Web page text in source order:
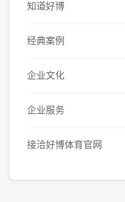
知道好博
经典案例
企业文化
企业服务
接洽好博体育官网